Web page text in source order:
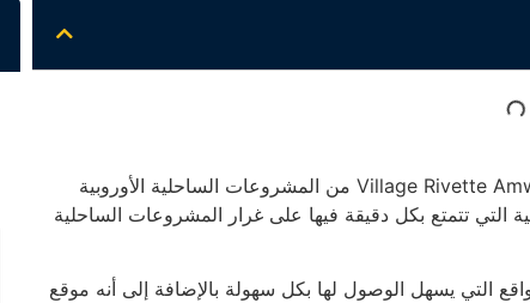
تعتبر قرية ريفيت أمواج الساحل الشمالي Village Rivette Amwaj North Coast من المشروعات الساحلية الأوروبية
التي تتمتع بكل دقيقة فيها على غرار المشروعات الساحلية
التي يسهل الوصول لها بكل سهولة بالإضافة إلى أنه موقع